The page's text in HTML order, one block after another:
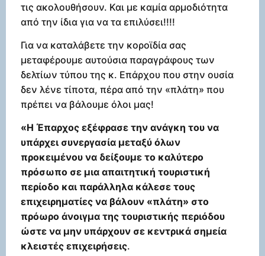
τις ακολουθήσουν. Και με καμία αρμοδιότητα
από την ίδια για να τα επιλύσει!!!!
Για να καταλάβετε την κοροϊδία σας
μεταφέρουμε αυτούσια παραγράφους των
δελτίων τύπου της κ. Επάρχου που στην ουσία
δεν λένε τίποτα, πέρα από την «πλάτη» που
πρέπει να βάλουμε όλοι μας!
«Η Έπαρχος εξέφρασε την ανάγκη του να
υπάρχει συνεργασία μεταξύ όλων
προκειμένου να δείξουμε το καλύτερο
πρόσωπο σε μια απαιτητική τουριστική
περίοδο και παράλληλα κάλεσε τους
επιχειρηματίες να βάλουν «πλάτη» στο
πρόωρο άνοιγμα της τουριστικής περιόδου
ώστε να μην υπάρχουν σε κεντρικά σημεία
κλειστές επιχειρήσεις.